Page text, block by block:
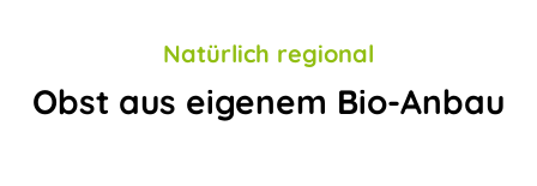
Natürlich regional
Obst aus eigenem Bio-Anbau